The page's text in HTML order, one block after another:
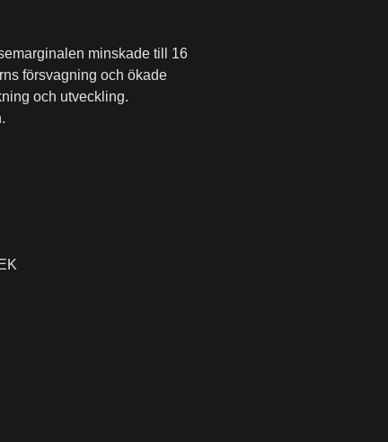
minskade till 16
försvagning och ökade
och utveckling.